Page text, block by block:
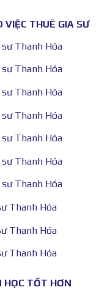
VIỆC THUÊ GIA SƯ
Thanh Hóa
Thanh Hóa
Thanh Hóa
Thanh Hóa
Thanh Hóa
Thanh Hóa
Thanh Hóa
Thanh Hóa
Thanh Hóa
Thanh Hóa
HỌC TỐT HƠN